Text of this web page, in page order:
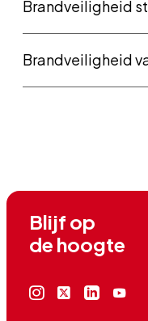
Brandveiligheid
Brandveiligheid
Blijf op
de hoogte
Instagram